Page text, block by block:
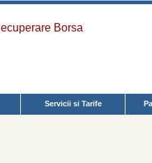
Servicii si Tarife